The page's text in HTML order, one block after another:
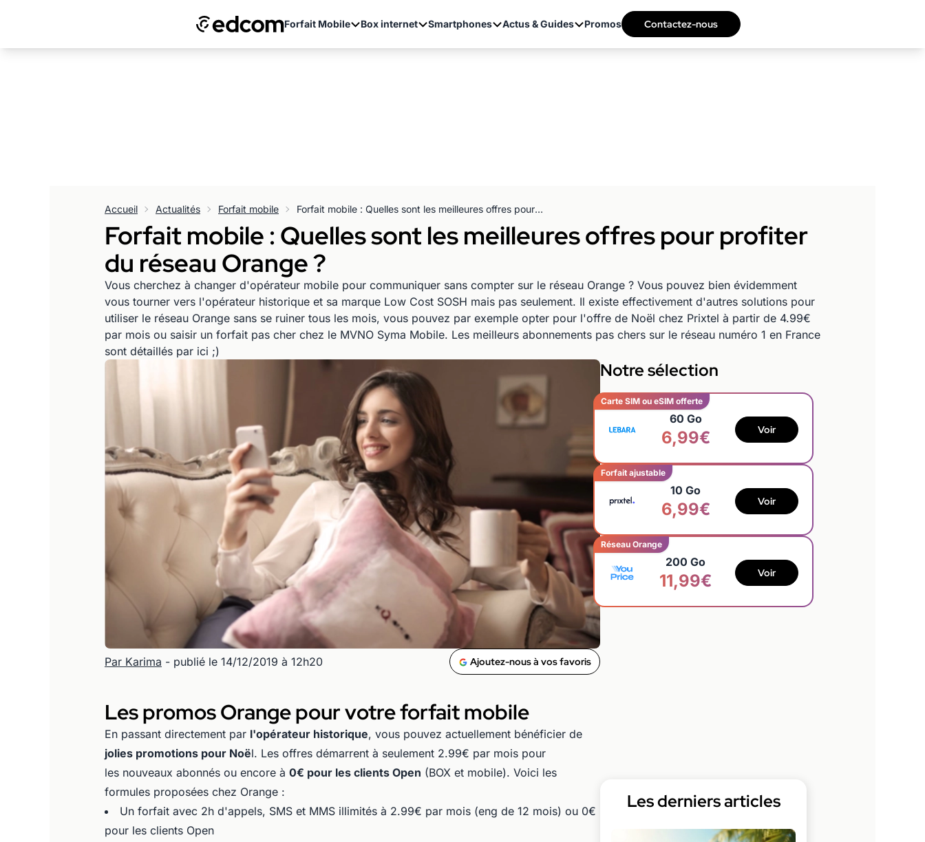
Forfait Mobile Box internet Smartphones Actus & Guides Promos Contactez-nous
Accueil Actualités Forfait mobile Forfait mobile : Quelles sont les meilleures offres pour profiter du réseau Orange ?
Forfait mobile : Quelles sont les meilleures offres pour profiter
du réseau Orange ?
Vous cherchez à changer d'opérateur mobile pour communiquer sans compter sur le réseau Orange ? Vous pouvez bien évidemment
vous tourner vers l'opérateur historique et sa marque Low Cost SOSH mais pas seulement. Il existe effectivement d'autres solutions pour
utiliser le réseau Orange sans se ruiner tous les mois, vous pouvez par exemple opter pour l'offre de Noël chez Prixtel à partir de 4.99€
par mois ou saisir un forfait pas cher chez le MVNO Syma Mobile. Les meilleurs abonnements pas chers sur le réseau numéro 1 en France
sont détaillés par ici ;)
Par Karima - publié le 14/12/2019 à 12h20 Ajoutez-nous à vos favoris
Les promos Orange pour votre forfait mobile
En passant directement par l'opérateur historique, vous pouvez actuellement bénéficier de
jolies promotions pour Noël. Les offres démarrent à seulement 2.99€ par mois pour
les nouveaux abonnés ou encore à 0€ pour les clients Open (BOX et mobile). Voici les
formules proposées chez Orange :
Un forfait avec 2h d'appels, SMS et MMS illimités à 2.99€ par mois (eng de 12 mois) ou 0€
pour les clients Open
Notre sélection
Carte SIM ou eSIM offerte
60 Go
6,99€ Voir
Forfait ajustable
10 Go
6,99€ Voir
Réseau Orange
200 Go
11,99€ Voir
Les derniers articles